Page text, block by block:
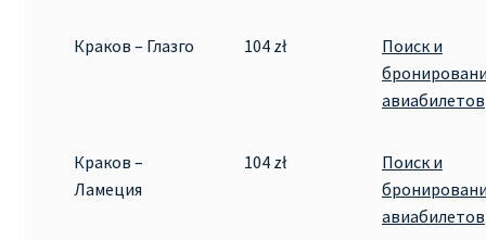
Краков – Глазго 104 zł
Поиск и
авиабилетов
Краков –
Ламеция
104 zł
Поиск и
авиабилетов